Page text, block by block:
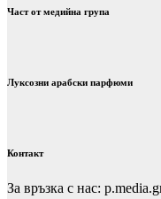
Част от медийна група
Луксозни арабски парфюми
Контакт
За връзка с нас: